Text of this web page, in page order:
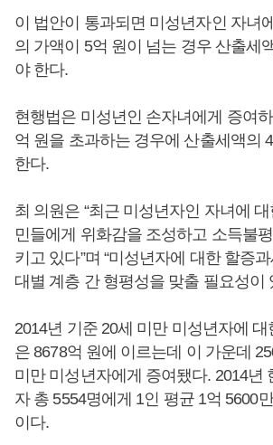
이 법안이 통과되면 미성년자인 자녀
의 가액이 5억 원이 넘는 경우 산출세
야 한다.
현행법은 미성년인 손자녀에게 증여
억 원을 초과하는 경우에 산출세액의
한다.
최 의원은 “최근 미성년자인 자녀에
민들에게 위화감을 조성하고 소득불
키고 있다”며 “미성년자에 대한 할증
대별 계층 간 형평성을 맞출 필요성이
2014년 기준 20세 미만 미성년자에
은 8678억 원에 이르는데 이 가운데
미만 미성년자에게 증여됐다. 2014년
자 총 5554명에게 1인 평균 1억 5600
이다.